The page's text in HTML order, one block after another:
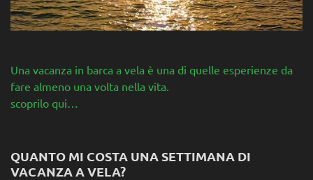
Una vacanza in barca a vela è una di quelle esperienze da
fare almeno una volta nella vita.
scoprilo qui…
QUANTO MI COSTA UNA SETTIMANA DI
VACANZA A VELA?